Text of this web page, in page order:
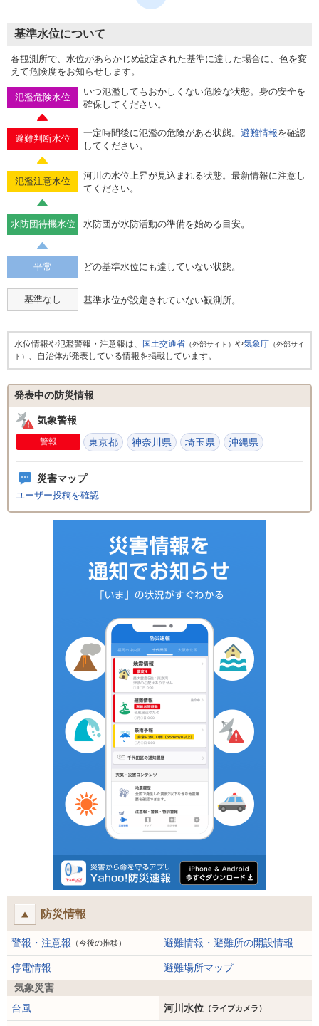
基準水位について
各観測所で、水位があらかじめ設定された基準に達した場合に、色を変
えて危険度をお知らせします。
氾濫危険水位
いつ氾濫してもおかしくない危険な状態。身の安全を
確保してください。
避難判断水位
一定時間後に氾濫の危険がある状態。 避難情報を確認
してください。
氾濫注意水位
河川の水位上昇が見込まれる状態。最新情報に注意し
てください。
水防団待機水位 水防団が水防活動の準備を始める目安。
平常 どの基準水位にも達していない状態。
基準なし 基準水位が設定されていない観測所。
水位情報や氾濫警報・注意報は、 国土交通省 （外部サイト） や気象庁 （外部サイ
ト） 、自治体が発表している情報を掲載しています。
発表中の防災情報
気象警報
警報 東京都 神奈川県 埼玉県 沖縄県
災害マップ
ユーザー投稿を確認
防災情報
警報・注意報 （今後の推移） 避難情報・避難所の開設情報
停電情報
避難場所マップ
気象災害
台風
河川水位 （ライブカメラ）